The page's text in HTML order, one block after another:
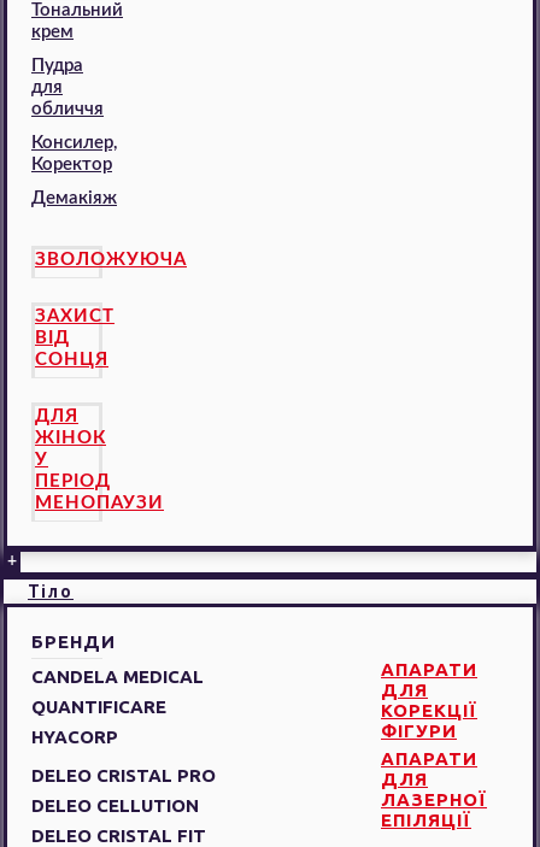
Тональний
крем
Пудра
для
обличчя
Консилер,
Коректор
Демакіяж
ЗВОЛОЖУЮЧА
ЗАХИСТ
ВІД
СОНЦЯ
ДЛЯ
ЖІНОК
У
ПЕРІОД
МЕНОПАУЗИ
+
Тіло
БРЕНДИ
CANDELA MEDICAL
QUANTIFICARE
HYACORP
АПАРАТИ
ДЛЯ
КОРЕКЦІЇ
ФІГУРИ
DELEO CRISTAL PRO
DELEO CELLUTION
DELEO CRISTAL FIT
АПАРАТИ
ДЛЯ
ЛАЗЕРНОЇ
ЕПІЛЯЦІЇ